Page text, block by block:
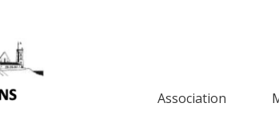
Association